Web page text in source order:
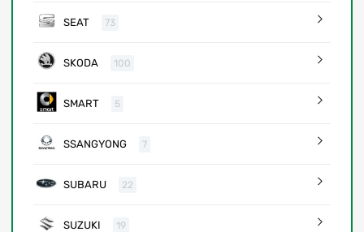
SEAT 73
SKODA 100
SMART 5
SSANGYONG 7
SUBARU 22
SUZUKI 19